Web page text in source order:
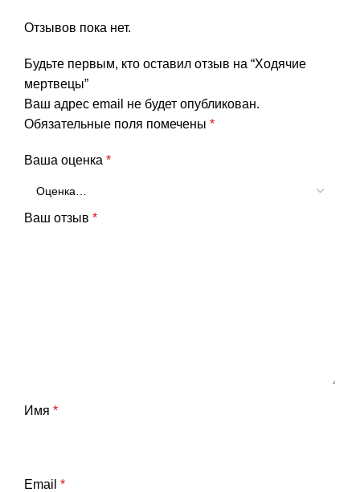
Отзывов пока нет.
Будьте первым, кто оставил отзыв на “Ходячие
мертвецы”
Ваш адрес email не будет опубликован.
Обязательные поля помечены *
Ваша оценка *
Ваш отзыв *
Имя *
Email *